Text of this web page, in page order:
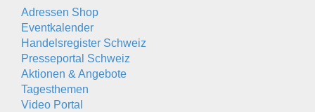
Adressen Shop
Eventkalender
Handelsregister Schweiz
Presseportal Schweiz
Aktionen & Angebote
Tagesthemen
Video Portal